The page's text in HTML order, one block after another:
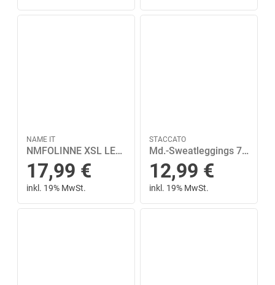
NAME IT
NMFOLINNE XSL LEGGING 92 Slim Fit - Mauve Orchid
17,99 €
inkl. 19% MwSt.
STACCATO
Md.-Sweatleggings 74 - Dusty Rose
12,99 €
inkl. 19% MwSt.